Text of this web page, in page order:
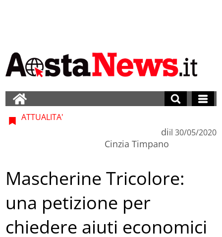
ATTUALITA'
di
Cinzia Timpano
il 30/05/2020
Mascherine Tricolore:
una petizione per
chiedere aiuti economici